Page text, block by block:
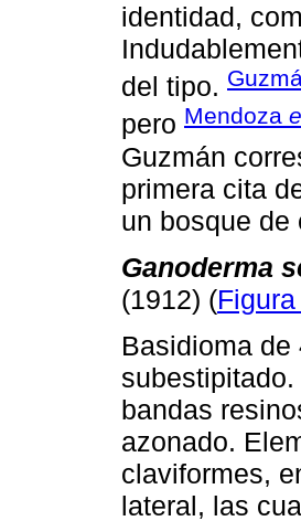
identidad,
del tipo.
pero Mendoza
Guzmán
primera cita
un bosque
Ganoderma
(1912) (
Basidioma
bandas
azonado.
claviformes,
lateral, las